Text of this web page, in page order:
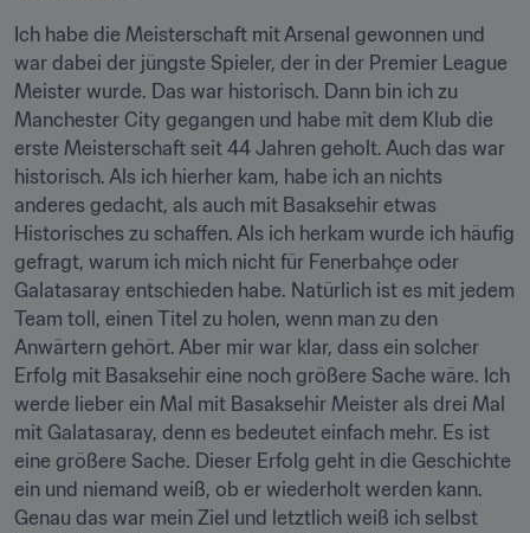
Ich habe die Meisterschaft mit Arsenal gewonnen und
war dabei der jüngste Spieler, der in der Premier League
Meister wurde. Das war historisch. Dann bin ich zu
Manchester City gegangen und habe mit dem Klub die
erste Meisterschaft seit 44 Jahren geholt. Auch das war
historisch. Als ich hierher kam, habe ich an nichts
anderes gedacht, als auch mit Basaksehir etwas
Historisches zu schaffen. Als ich herkam wurde ich häufig
gefragt, warum ich mich nicht für Fenerbahçe oder
Galatasaray entschieden habe. Natürlich ist es mit jedem
Team toll, einen Titel zu holen, wenn man zu den
Anwärtern gehört. Aber mir war klar, dass ein solcher
Erfolg mit Basaksehir eine noch größere Sache wäre. Ich
werde lieber ein Mal mit Basaksehir Meister als drei Mal
mit Galatasaray, denn es bedeutet einfach mehr. Es ist
eine größere Sache. Dieser Erfolg geht in die Geschichte
ein und niemand weiß, ob er wiederholt werden kann.
Genau das war mein Ziel und letztlich weiß ich selbst